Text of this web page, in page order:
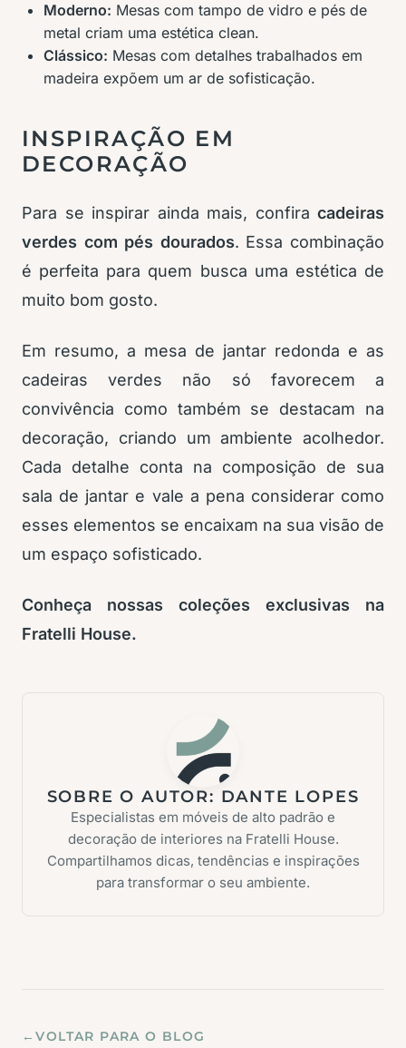
Moderno: Mesas com tampo de vidro e pés de
metal criam uma estética clean.
Clássico: Mesas com detalhes trabalhados em
madeira expõem um ar de sofisticação.
INSPIRAÇÃO EM
DECORAÇÃO
Para se inspirar ainda mais, confira cadeiras
verdes com pés dourados. Essa combinação
é perfeita para quem busca uma estética de
muito bom gosto.
Em resumo, a mesa de jantar redonda e as
cadeiras verdes não só favorecem a
convivência como também se destacam na
decoração, criando um ambiente acolhedor.
Cada detalhe conta na composição de sua
sala de jantar e vale a pena considerar como
esses elementos se encaixam na sua visão de
um espaço sofisticado.
Conheça nossas coleções exclusivas na
Fratelli House.
SOBRE O AUTOR: DANTE LOPES
Especialistas em móveis de alto padrão e
decoração de interiores na Fratelli House.
Compartilhamos dicas, tendências e inspirações
para transformar o seu ambiente.
←VOLTAR PARA O BLOG